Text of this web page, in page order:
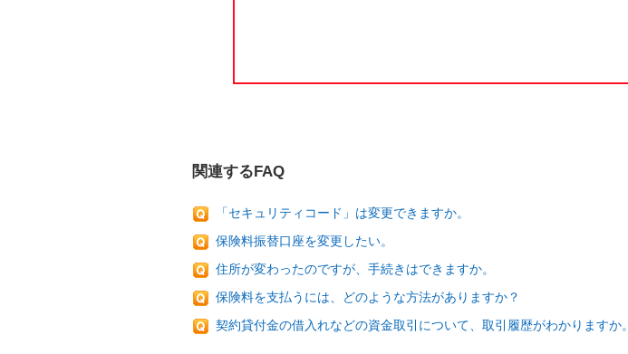
関連するFAQ
「セキュリティコード」は変更できますか。
保険料振替口座を変更したい。
住所が変わったのですが、手続きはできますか。
保険料を支払うには、どのような方法がありますか？
契約貸付金の借入れなどの資金取引について、取引履歴がわかりますか。